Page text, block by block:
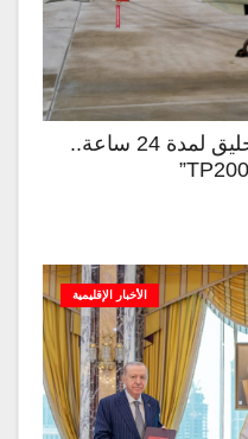
بحمولة طن وقدرة على التحليق لمدة 24 ساعة..
الأخبار الإقليمية